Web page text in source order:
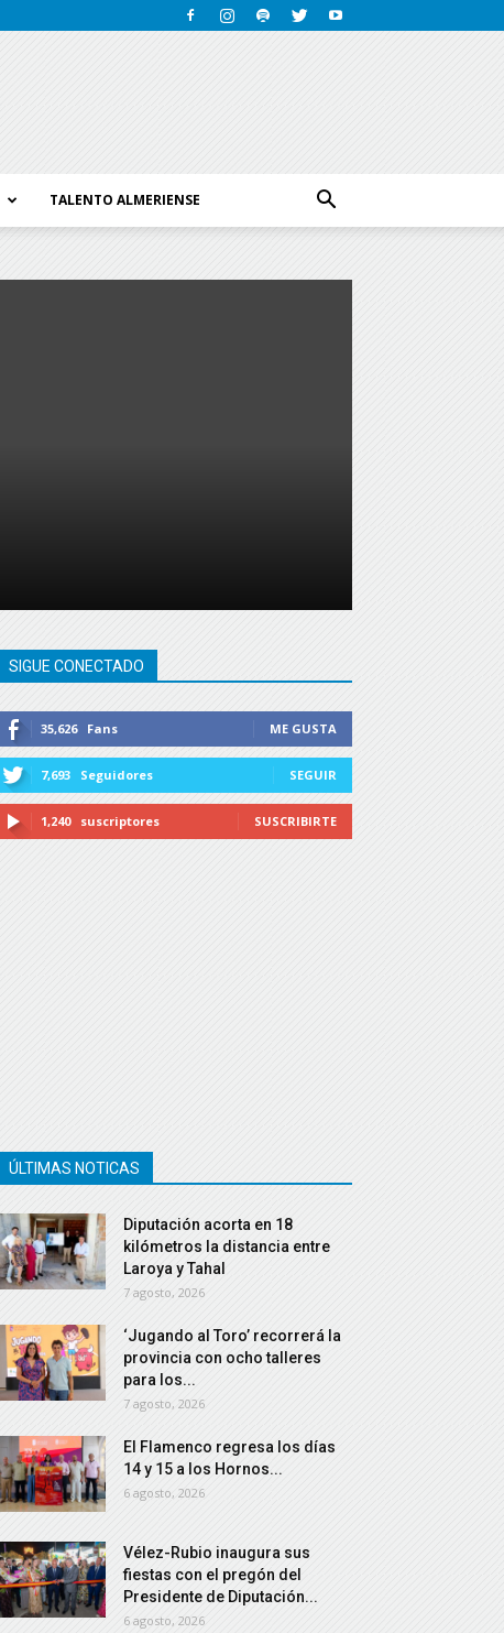
TALENTO ALMERIENSE
SIGUE CONECTADO
35,626 Fans ME GUSTA
7,693 Seguidores SEGUIR
1,240 suscriptores SUSCRIBIRTE
ÚLTIMAS NOTICAS
Diputación acorta en 18
kilómetros la distancia entre
Laroya y Tahal
7 agosto, 2026
‘Jugando al Toro’ recorrerá la
provincia con ocho talleres
para los...
7 agosto, 2026
El Flamenco regresa los días
14 y 15 a los Hornos...
6 agosto, 2026
Vélez-Rubio inaugura sus
fiestas con el pregón del
Presidente de Diputación...
6 agosto, 2026